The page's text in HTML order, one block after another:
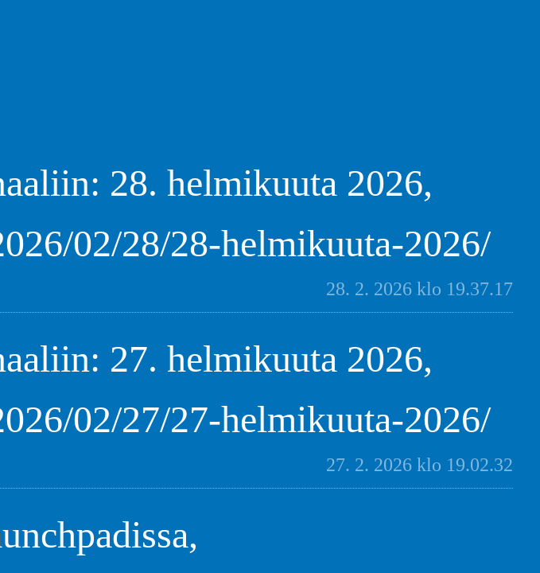
28. helmikuuta 2026,
02/28/28-helmikuuta-2026/
28. 2. 2026 klo 19.37.17
27. helmikuuta 2026,
02/27/27-helmikuuta-2026/
27. 2. 2026 klo 19.02.32